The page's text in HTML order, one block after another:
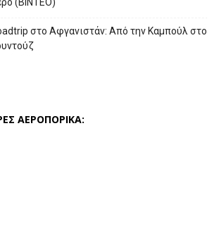
στο Αφγανιστάν: Από την Καμπούλ στο
ΑΕΡΟΠΟΡΙΚΑ: